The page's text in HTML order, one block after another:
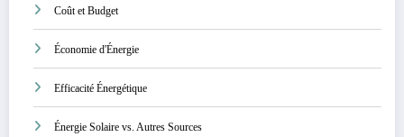
Coût et Budget
Économie d'Énergie
Efficacité Énergétique
Énergie Solaire vs. Autres Sources